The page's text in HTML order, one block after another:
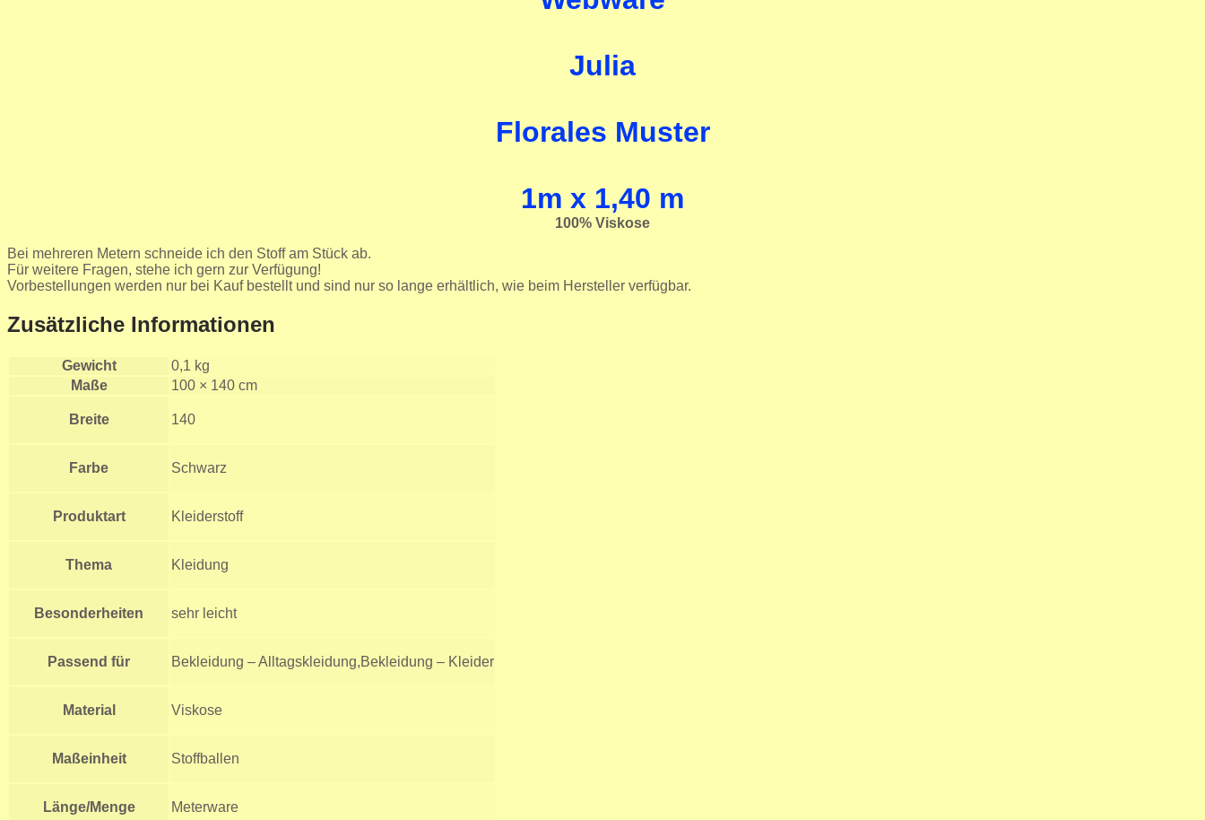
Julia
Florales Muster
1m x 1,40 m
100% Viskose
Bei mehreren Metern schneide ich den Stoff am Stück ab.
Für weitere Fragen, stehe ich gern zur Verfügung!
Vorbestellungen werden nur bei Kauf bestellt und sind nur so lange erhältlich, wie beim Hersteller verfügbar.
Zusätzliche Informationen
Gewicht
0,1 kg
Maße
100 × 140 cm
Breite 140
Farbe Schwarz
Produktart Kleiderstoff
Thema Kleidung
Besonderheiten sehr leicht
Passend für Bekleidung – Alltagskleidung,Bekleidung – Kleider
Material Viskose
Maßeinheit Stoffballen
Länge/Menge Meterware